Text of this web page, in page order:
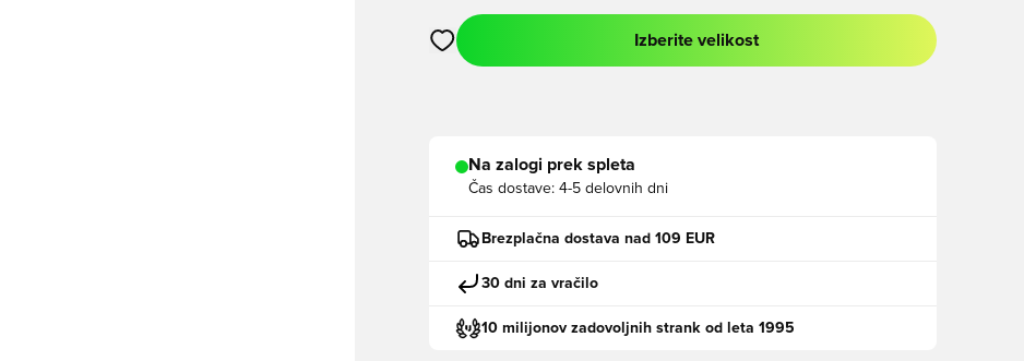
Odpre Modal za prijavo ali vpis kot član
Izberite velikost
Na zalogi prek spleta
Čas dostave: 4-5 delovnih dni
Brezplačna dostava nad 109 EUR
30 dni za vračilo
10 milijonov zadovoljnih strank od leta 1995